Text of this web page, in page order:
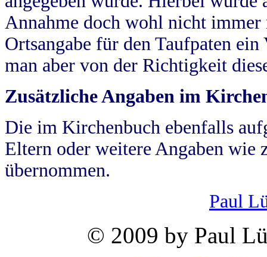
Annahme doch wohl nicht
Ortsangabe für den Taufpaten
man aber von der Richtigkeit
Zusätzliche Angaben im
Die im Kirchenbuch ebenfalls
Eltern oder weitere Angaben wie
übernommen.
Paul
© 2009 by Paul